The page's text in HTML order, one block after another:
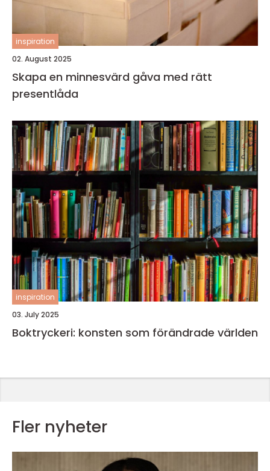
inspiration
02. August 2025
Skapa en minnesvärd gåva med rätt
presentlåda
inspiration
03. July 2025
Boktryckeri: konsten som förändrade världen
Fler nyheter